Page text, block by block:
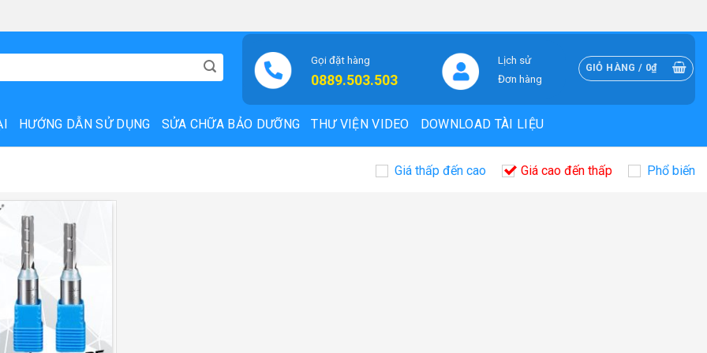
Gọi đặt hàng
0889.503.503
Lịch sử
Đơn hàng
GIỎ HÀNG / 0₫
HƯỚNG DẪN SỬ DỤNG SỬA CHỮA BẢO DƯỠNG THƯ VIỆN VIDEO DOWNLOAD TÀI LIỆU
Giá thấp đến cao Giá cao đến thấp Phổ biến